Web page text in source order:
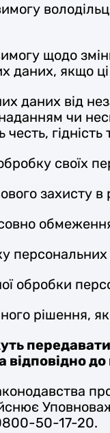
щодо
даних, якщо
даних від
чи
своїх
захисту
обробки
рішення,
50-17-20.